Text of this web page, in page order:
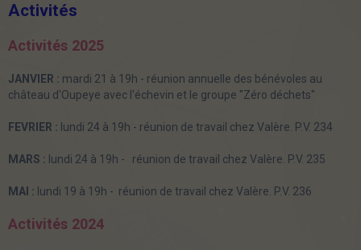
Activités
Activités 2025
JANVIER : mardi 21 à 19h - réunion annuelle des bénévoles au
château d'Oupeye avec l'échevin et le groupe "Zéro déchets"
FEVRIER : lundi 24 à 19h - réunion de travail chez Valère. P.V. 234
MARS : lundi 24 à 19h - réunion de travail chez Valère. P.V. 235
MAI : lundi 19 à 19h - réunion de travail chez Valère. P.V. 236
Activités 2024